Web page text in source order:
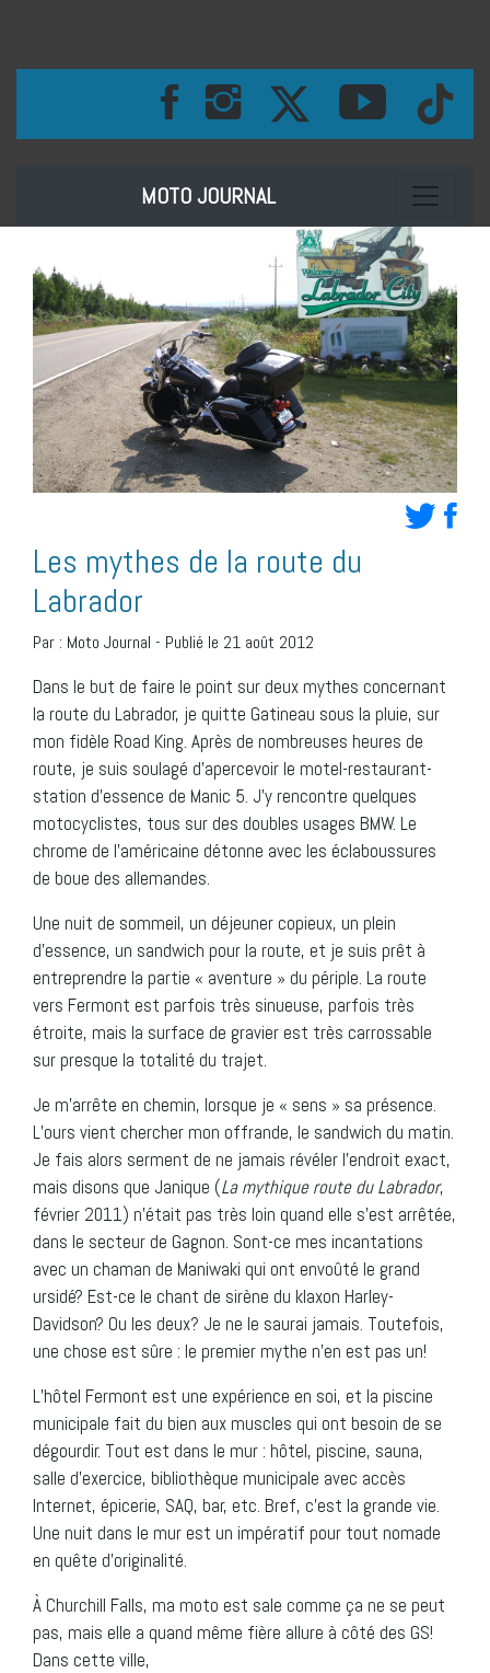
MOTO JOURNAL Toggle
Les mythes de la route du
Labrador
Par : Moto Journal - Publié le 21 août 2012
Dans le but de faire le point sur deux mythes concernant
la route du Labrador, je quitte Gatineau sous la pluie, sur
mon fidèle Road King. Après de nombreuses heures de
route, je suis soulagé d’apercevoir le motel-restaurant-
station d’essence de Manic 5. J’y rencontre quelques
motocyclistes, tous sur des doubles usages BMW. Le
chrome de l’américaine détonne avec les éclaboussures
de boue des allemandes.
Une nuit de sommeil, un déjeuner copieux, un plein
d’essence, un sandwich pour la route, et je suis prêt à
entreprendre la partie « aventure » du périple. La route
vers Fermont est parfois très sinueuse, parfois très
étroite, mais la surface de gravier est très carrossable
sur presque la totalité du trajet.
Je m’arrête en chemin, lorsque je « sens » sa présence.
L’ours vient chercher mon offrande, le sandwich du matin.
Je fais alors serment de ne jamais révéler l’endroit exact,
mais disons que Janique (La mythique route du Labrador,
février 2011) n’était pas très loin quand elle s’est arrêtée,
dans le secteur de Gagnon. Sont-ce mes incantations
avec un chaman de Maniwaki qui ont envoûté le grand
ursidé? Est-ce le chant de sirène du klaxon Harley-
Davidson? Ou les deux? Je ne le saurai jamais. Toutefois,
une chose est sûre : le premier mythe n’en est pas un!
L’hôtel Fermont est une expérience en soi, et la piscine
municipale fait du bien aux muscles qui ont besoin de se
dégourdir. Tout est dans le mur : hôtel, piscine, sauna,
salle d’exercice, bibliothèque municipale avec accès
Internet, épicerie, SAQ, bar, etc. Bref, c’est la grande vie.
Une nuit dans le mur est un impératif pour tout nomade
en quête d’originalité.
À Churchill Falls, ma moto est sale comme ça ne se peut
pas, mais elle a quand même fière allure à côté des GS!
Dans cette ville,